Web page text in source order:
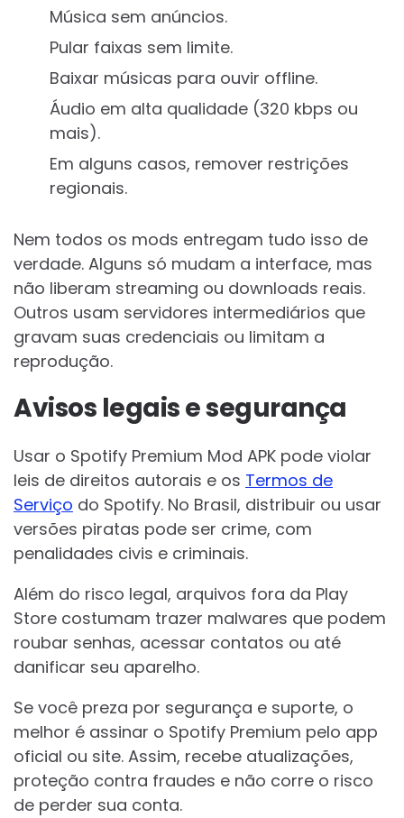
Música sem anúncios.
Pular faixas sem limite.
Baixar músicas para ouvir offline.
Áudio em alta qualidade (320 kbps ou
mais).
Em alguns casos, remover restrições
regionais.
Nem todos os mods entregam tudo isso de
verdade. Alguns só mudam a interface, mas
não liberam streaming ou downloads reais.
Outros usam servidores intermediários que
gravam suas credenciais ou limitam a
reprodução.
Avisos legais e segurança
Usar o Spotify Premium Mod APK pode violar
leis de direitos autorais e os Termos de
Serviço do Spotify. No Brasil, distribuir ou usar
versões piratas pode ser crime, com
penalidades civis e criminais.
Além do risco legal, arquivos fora da Play
Store costumam trazer malwares que podem
roubar senhas, acessar contatos ou até
danificar seu aparelho.
Se você preza por segurança e suporte, o
melhor é assinar o Spotify Premium pelo app
oficial ou site. Assim, recebe atualizações,
proteção contra fraudes e não corre o risco
de perder sua conta.